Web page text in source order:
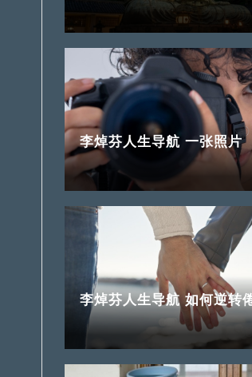
李焯芬人生导航 一张照片
李焯芬人生导航 如何逆转